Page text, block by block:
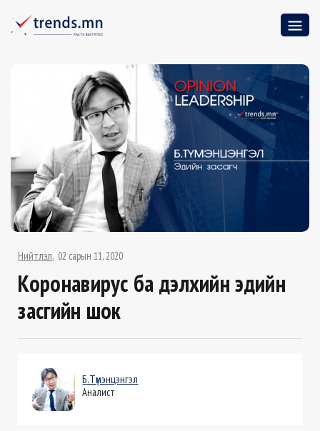
Нийтлэл 02 сарын 11, 2020
Коронавирус ба дэлхийн эдийн
засгийн шок
Б.Түмэнцэнгэл
Аналист